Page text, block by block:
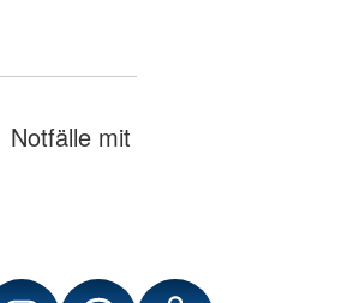
Notfälle mit